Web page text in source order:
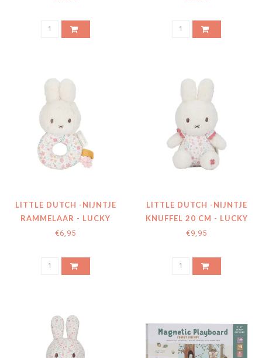
LITTLE DUTCH -NIJNTJE
RAMMELAAR - LUCKY
BLOSSOM
€6,95
LITTLE DUTCH -NIJNTJE
KNUFFEL 20 CM - LUCKY
BLOSSOM
€9,95